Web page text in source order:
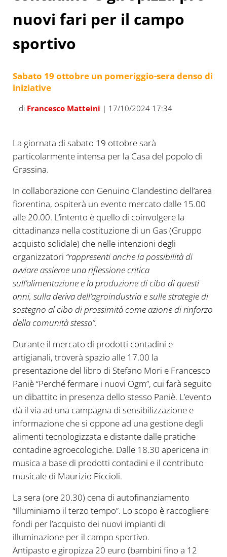
nuovi fari per il campo
sportivo
Sabato 19 ottobre un pomeriggio-sera denso di
iniziative
di Francesco Matteini | 17/10/2024 17:34
La giornata di sabato 19 ottobre sarà
particolarmente intensa per la Casa del popolo di
Grassina.
In collaborazione con Genuino Clandestino dell’area
fiorentina, ospiterà un evento mercato dalle 15.00
alle 20.00. L’intento è quello di coinvolgere la
cittadinanza nella costituzione di un Gas (Gruppo
acquisto solidale) che nelle intenzioni degli
organizzatori “rappresenti anche la possibilità di
avviare assieme una riflessione critica
sull’alimentazione e la produzione di cibo di questi
anni, sulla deriva dell’agroindustria e sulle strategie di
sostegno al cibo di prossimità come azione di rinforzo
della comunità stessa”.
Durante il mercato di prodotti contadini e
artigianali, troverà spazio alle 17.00 la
presentazione del libro di Stefano Mori e Francesco
Paniè “Perché fermare i nuovi Ogm”, cui farà seguito
un dibattito in presenza dello stesso Paniè. L’evento
dà il via ad una campagna di sensibilizzazione e
informazione che si oppone ad una gestione degli
alimenti tecnologizzata e distante dalle pratiche
contadine agroecologiche. Dalle 18.30 apericena in
musica a base di prodotti contadini e il contributo
musicale di Maurizio Piccioli.
La sera (ore 20.30) cena di autofinanziamento
“Illuminiamo il terzo tempo”. Lo scopo è raccogliere
fondi per l’acquisto dei nuovi impianti di
illuminazione per il campo sportivo.
Antipasto e giropizza 20 euro (bambini fino a 12